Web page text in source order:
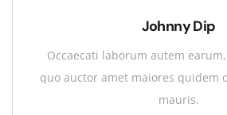
Johnny Dip
Occaecati laborum autem
quo auctor amet maiores quidem
mauris.